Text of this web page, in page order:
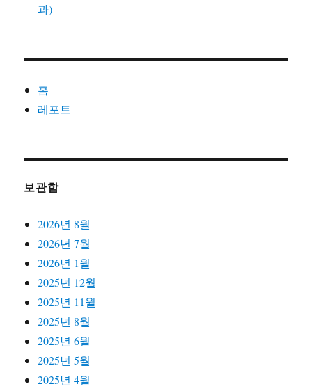
과)
홈
레포트
보관함
2026년 8월
2026년 7월
2026년 1월
2025년 12월
2025년 11월
2025년 8월
2025년 6월
2025년 5월
2025년 4월